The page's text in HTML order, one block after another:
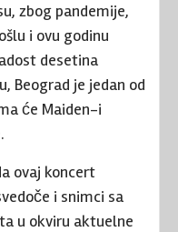
zbog pandemije,
i ovu godinu
desetina
Beograd je jedan od
će Maiden-i
ovaj koncert
i snimci sa
u okviru aktuelne